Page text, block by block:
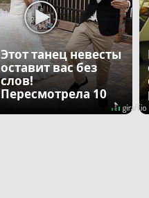
Этот танец невесты
оставит вас без
слов!
Пересмотрела 10